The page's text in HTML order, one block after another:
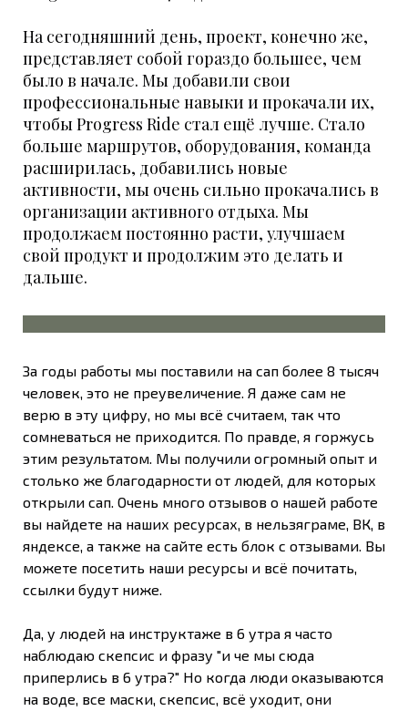
На сегодняшний день, проект, конечно же,
представляет собой гораздо большее, чем
было в начале. Мы добавили свои
профессиональные навыки и прокачали их,
чтобы Progress Ride стал ещё лучше. Стало
больше маршрутов, оборудования, команда
расширилась, добавились новые
активности, мы очень сильно прокачались в
организации активного отдыха. Мы
продолжаем постоянно расти, улучшаем
свой продукт и продолжим это делать и
дальше.
За годы работы мы поставили на сап более 8 тысяч
человек, это не преувеличение. Я даже сам не
верю в эту цифру, но мы всё считаем, так что
сомневаться не приходится. По правде, я горжусь
этим результатом. Мы получили огромный опыт и
столько же благодарности от людей, для которых
открыли сап. Очень много отзывов о нашей работе
вы найдете на наших ресурсах, в нельзяграме, ВК, в
яндексе, а также на сайте есть блок с отзывами. Вы
можете посетить наши ресурсы и всё почитать,
ссылки будут ниже.
Да, у людей на инструктаже в 6 утра я часто
наблюдаю скепсис и фразу "и че мы сюда
приперлись в 6 утра?" Но когда люди оказываются
на воде, все маски, скепсис, всё уходит, они